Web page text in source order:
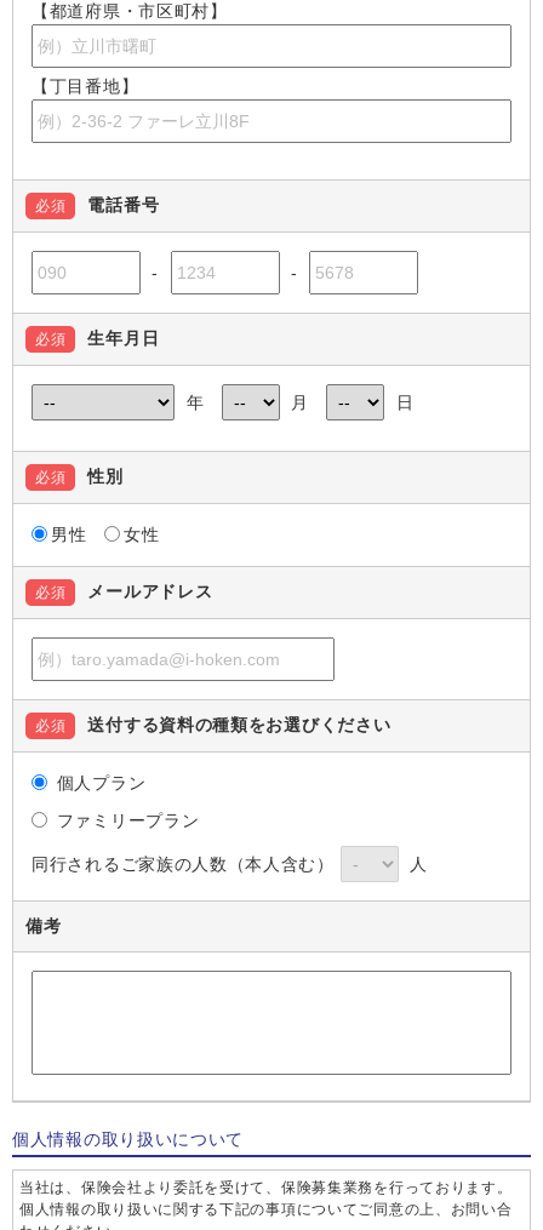
【都道府県・市区町村】
【丁目番地】
必須 電話番号
- -
必須 生年月日
年 月 日
必須 性別
男性 女性
必須 メールアドレス
必須 送付する資料の種類をお選びください
個人プラン
ファミリープラン
同行されるご家族の人数（本人含む） 人
備考
個人情報の取り扱いについて
当社は、保険会社より委託を受けて、保険募集業務を行っております。
個人情報の取り扱いに関する下記の事項についてご同意の上、お問い合